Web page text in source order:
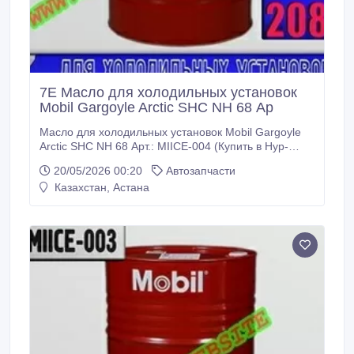
7E Масло для холодильных установок
Mobil Gargoyle Arctic SHC NH 68 Ар
Масло для холодильных установок Mobil Gargoyle
Arctic SHC NH 68 Арт.: MIICE-004 (Купить в Нур-
Gargoyle Arctic SHC NH 68 представляет собой
полностью синтетический смазочный материал для
разработанный для высокопроизводительных
холодильных машин, применяющих в качестве
хладагента аммиак.
20/05/2026 00:20
Автозапчасти
Казахстан, Астана